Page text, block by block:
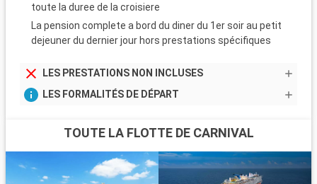
toute la duree de la croisiere
La pension complete a bord du diner du 1er soir au petit
dejeuner du dernier jour hors prestations spécifiques
LES PRESTATIONS NON INCLUSES
LES FORMALITÉS DE DÉPART
TOUTE LA FLOTTE DE CARNIVAL